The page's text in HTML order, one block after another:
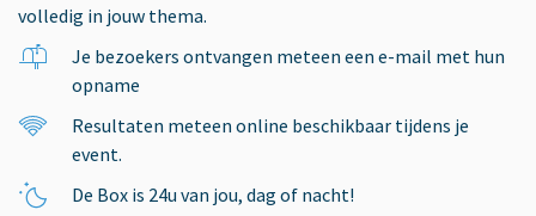
volledig in jouw thema.
Je bezoekers ontvangen meteen een e-mail met hun
opname
Resultaten meteen online beschikbaar tijdens je
event.
De Box is 24u van jou, dag of nacht!